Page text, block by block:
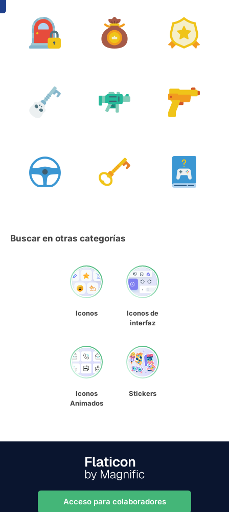
Buscar en otras categorías
Iconos
Iconos de
interfaz
Iconos
Animados
Stickers
Acceso para colaboradores